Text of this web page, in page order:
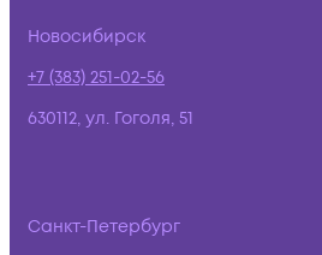
Новосибирск
+7 (383) 251-02-56
630112, ул. Гоголя, 51
Санкт-Петербург